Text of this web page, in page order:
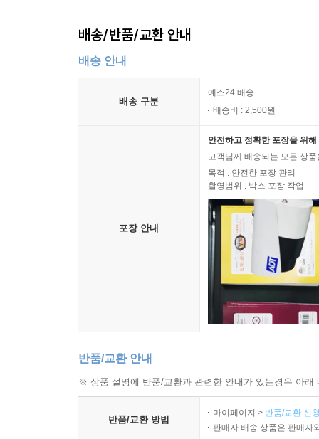
배송/반품/교환 안내
배송 안내
배송 구분
예스24 배송
배송비 : 2,500원
포장 안내
안전하고 정확한 포장을 위
고객님께 배송되는 모든 상
목적 : 안전한 포장 관리
촬영범위 : 박스 포장 작업
반품/교환 안내
※ 상품 설명에 반품/교환과 관련한 안내가 있는경우 아
반품/교환 방법
마이페이지 > 반품/교환 신
판매자 배송 상품은 판매자